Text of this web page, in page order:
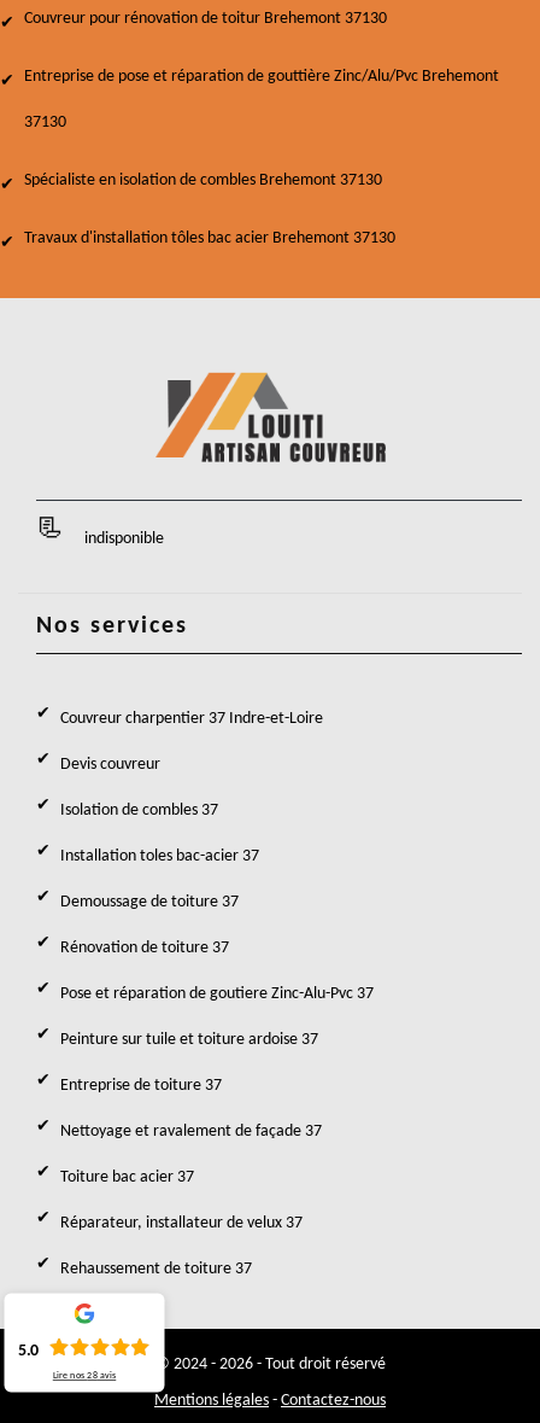
Couvreur pour rénovation de toitur Brehemont 37130
Entreprise de pose et réparation de gouttière Zinc/Alu/Pvc Brehemont
37130
Spécialiste en isolation de combles Brehemont 37130
Travaux d'installation tôles bac acier Brehemont 37130
indisponible
Nos services
Couvreur charpentier 37 Indre-et-Loire
Devis couvreur
Isolation de combles 37
Installation toles bac-acier 37
Demoussage de toiture 37
Rénovation de toiture 37
Pose et réparation de goutiere Zinc-Alu-Pvc 37
Peinture sur tuile et toiture ardoise 37
Entreprise de toiture 37
Nettoyage et ravalement de façade 37
Toiture bac acier 37
Réparateur, installateur de velux 37
Rehaussement de toiture 37
© 2024 - 2026 - Tout droit réservé
Mentions légales - Contactez-nous
5.0
Lire nos28 avis